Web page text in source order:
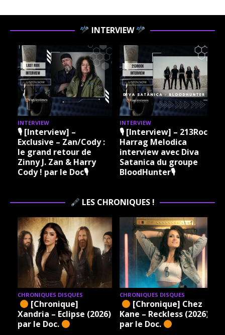
INTERVIEW
INTERVIEW
🎙 [Interview] –
Exclusive – Zan/Cody :
le grand retour de
Zinny J. Zan & Harry
Cody ! par le Doc🎙
INTERVIEW
🎙 [Interview] – 213Rock
Harrag Melodica
interview avec Diva
Satanica du groupe
BloodHunter🎙
LES CHRONIQUES !
CHRONIQUES DISQUES
[Chronique]
Xandria – Eclipse (2026)
par le Doc.
CHRONIQUES DISQUES
[Chronique] Chez
Kane – Reckless (2026)
par le Doc.